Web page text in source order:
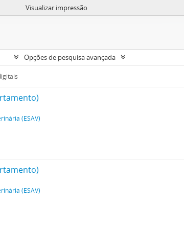
Visualizar impressão
Opções de pesquisa avançada
(ESAV)
(ESAV)